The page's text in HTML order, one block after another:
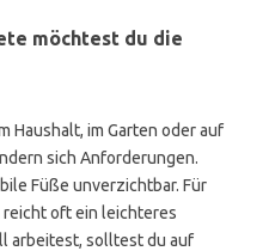
möchtest du die
Haushalt, im Garten oder auf
sich Anforderungen.
Füße unverzichtbar. Für
oft ein leichteres
arbeitest, solltest du auf